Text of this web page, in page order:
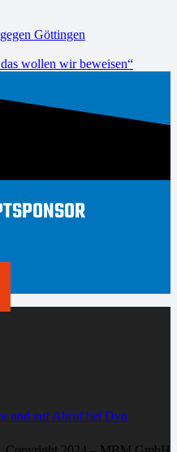
Göttingen
wollen wir beweisen“
und auf Abruf bei Dyn